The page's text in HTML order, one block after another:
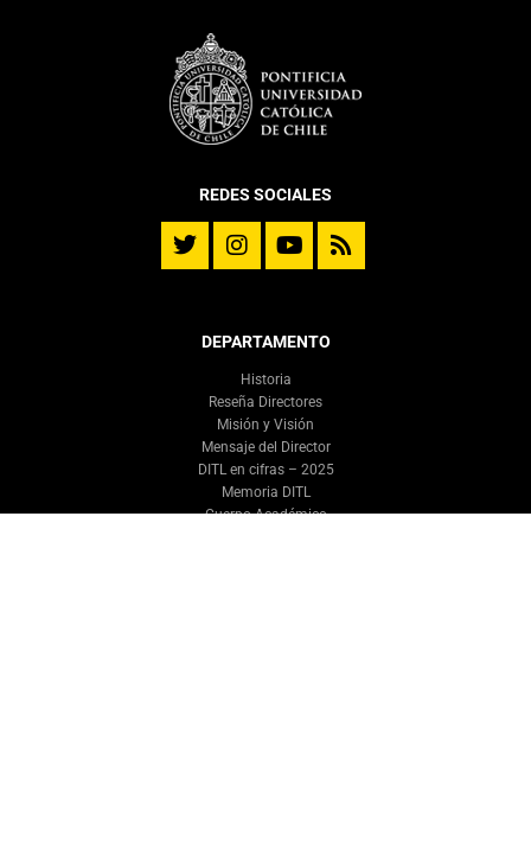
REDES SOCIALES
DEPARTAMENTO
Historia
Reseña Directores
Misión y Visión
Mensaje del Director
DITL en cifras – 2025
Memoria DITL
Cuerpo Académico